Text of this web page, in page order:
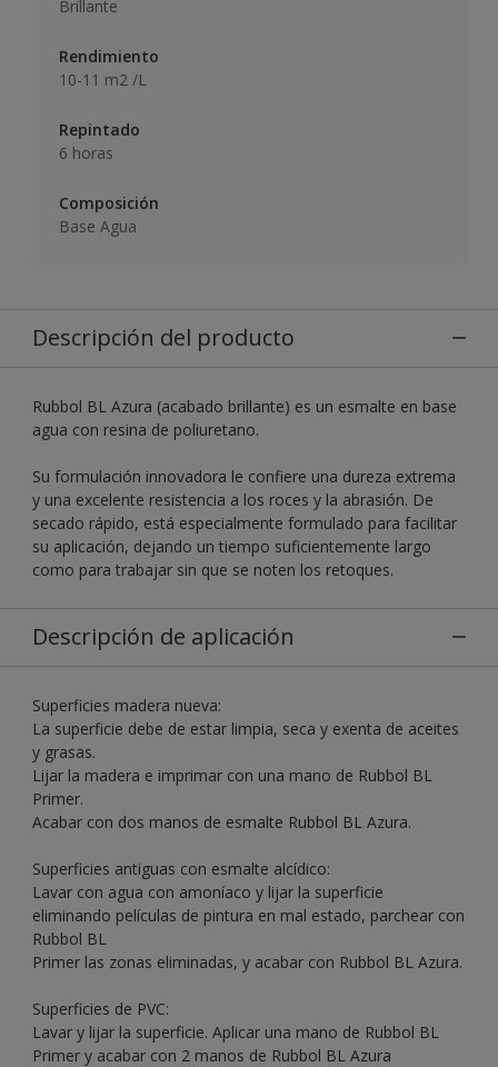
Brillante
Rendimiento
10-11 m2 /L
Repintado
6 horas
Composición
Base Agua
Descripción del producto
Rubbol BL Azura (acabado brillante) es un esmalte en base
agua con resina de poliuretano.
Su formulación innovadora le confiere una dureza extrema
y una excelente resistencia a los roces y la abrasión. De
secado rápido, está especialmente formulado para facilitar
su aplicación, dejando un tiempo suficientemente largo
como para trabajar sin que se noten los retoques.
Descripción de aplicación
Superficies madera nueva:
La superficie debe de estar limpia, seca y exenta de aceites
y grasas.
Lijar la madera e imprimar con una mano de Rubbol BL
Primer.
Acabar con dos manos de esmalte Rubbol BL Azura.
Superficies antiguas con esmalte alcídico:
Lavar con agua con amoníaco y lijar la superficie
eliminando películas de pintura en mal estado, parchear con
Rubbol BL
Primer las zonas eliminadas, y acabar con Rubbol BL Azura.
Superficies de PVC:
Lavar y lijar la superficie. Aplicar una mano de Rubbol BL
Primer y acabar con 2 manos de Rubbol BL Azura